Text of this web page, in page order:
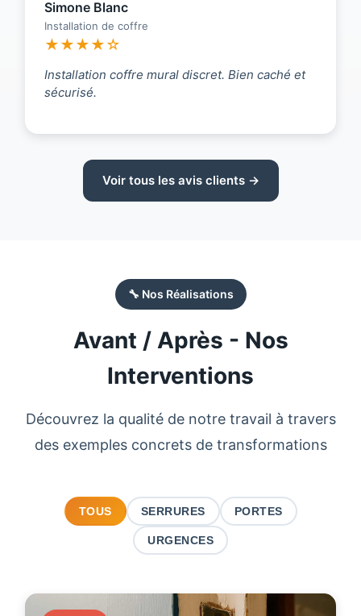
Simone Blanc
Installation de coffre
★★★★☆
Installation coffre mural discret. Bien caché et
sécurisé.
Voir tous les avis clients →
🔧 Nos Réalisations
Avant / Après - Nos
Interventions
Découvrez la qualité de notre travail à travers
des exemples concrets de transformations
TOUS SERRURES PORTES
URGENCES